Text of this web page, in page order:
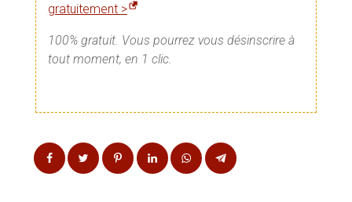
gratuitement >
100% gratuit. Vous pourrez vous désinscrire à
tout moment, en 1 clic.